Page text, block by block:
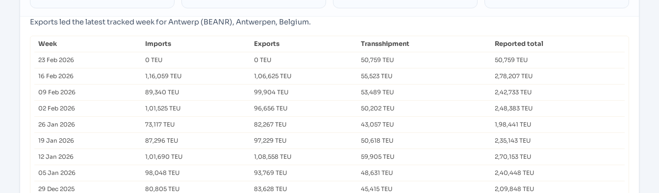
Exports led the latest tracked week for Antwerp (BEANR), Antwerpen, Belgium.
Week Imports Exports Transshipment Reported total
23 Feb 2026 0 TEU 0 TEU 50,759 TEU 50,759 TEU
16 Feb 2026 1,16,059 TEU 1,06,625 TEU 55,523 TEU 2,78,207 TEU
09 Feb 2026 89,340 TEU 99,904 TEU 53,489 TEU 2,42,733 TEU
02 Feb 2026 1,01,525 TEU 96,656 TEU 50,202 TEU 2,48,383 TEU
26 Jan 2026 73,117 TEU 82,267 TEU 43,057 TEU 1,98,441 TEU
19 Jan 2026 87,296 TEU 97,229 TEU 50,618 TEU 2,35,143 TEU
12 Jan 2026 1,01,690 TEU 1,08,558 TEU 59,905 TEU 2,70,153 TEU
05 Jan 2026 98,048 TEU 93,769 TEU 48,631 TEU 2,40,448 TEU
29 Dec 2025 80,805 TEU 83,628 TEU 45,415 TEU 2,09,848 TEU